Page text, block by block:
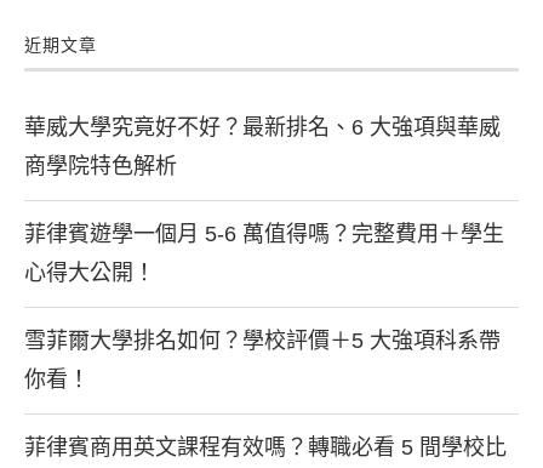
近期文章
華威大學究竟好不好？最新排名、6 大強項與華威
商學院特色解析
菲律賓遊學一個月 5-6 萬值得嗎？完整費用＋學生
心得大公開！
雪菲爾大學排名如何？學校評價＋5 大強項科系帶
你看！
菲律賓商用英文課程有效嗎？轉職必看 5 間學校比